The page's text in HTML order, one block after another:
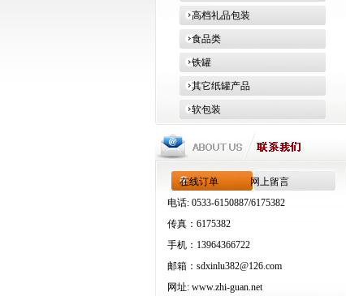
高档礼品包装
食品类
铁罐
其它纸罐产品
软包装
在线订单
网上留言
电话: 0533-6150887/6175382
传真：6175382
手机：13964366722
邮箱： sdxinlu382@126.com
网址: www.zhi-guan.net